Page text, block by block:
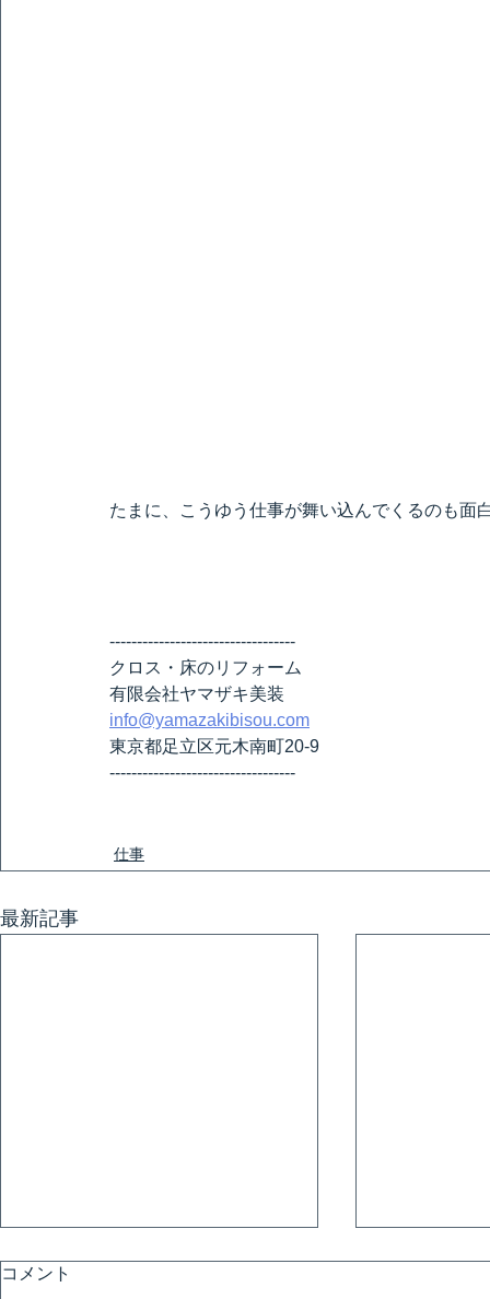
たまに、こうゆう仕事が舞い込んでくるのも面
----------------------------------
クロス・床のリフォーム
有限会社ヤマザキ美装
info@yamazakibisou.com
東京都足立区元木南町20-9
----------------------------------
仕事
最新記事
コメント